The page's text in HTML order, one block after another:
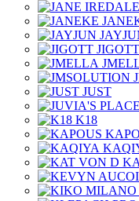
JIGOTT
JUST
K18